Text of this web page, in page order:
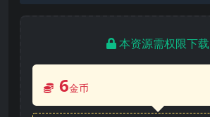
本资源需权限下载
6金币